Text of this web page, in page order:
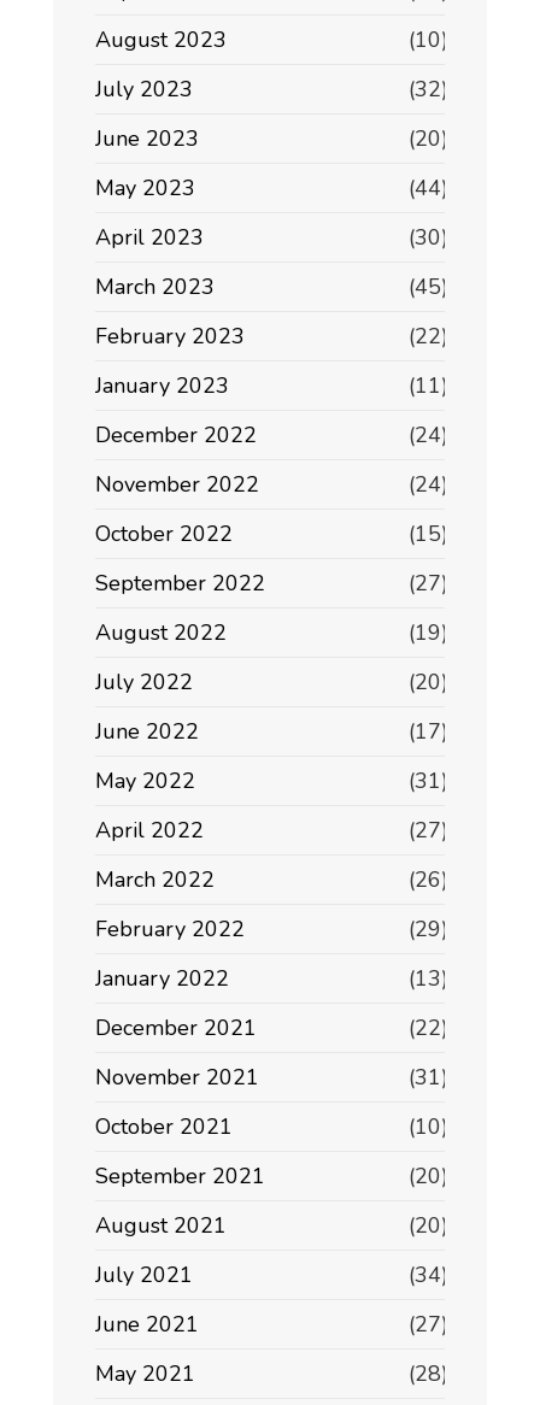
August 2023
(10)
July 2023
(32)
June 2023
(20)
May 2023
(44)
April 2023
(30)
March 2023
(45)
February 2023
(22)
January 2023
(11)
December 2022
(24)
November 2022
(24)
October 2022
(15)
September 2022
(27)
August 2022
(19)
July 2022
(20)
June 2022
(17)
May 2022
(31)
April 2022
(27)
March 2022
(26)
February 2022
(29)
January 2022
(13)
December 2021
(22)
November 2021
(31)
October 2021
(10)
September 2021
(20)
August 2021
(20)
July 2021
(34)
June 2021
(27)
May 2021
(28)